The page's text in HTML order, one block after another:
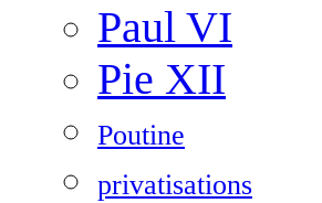
Paul VI
Pie XII
Poutine
privatisations